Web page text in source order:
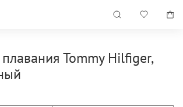
Tommy Hilfiger,